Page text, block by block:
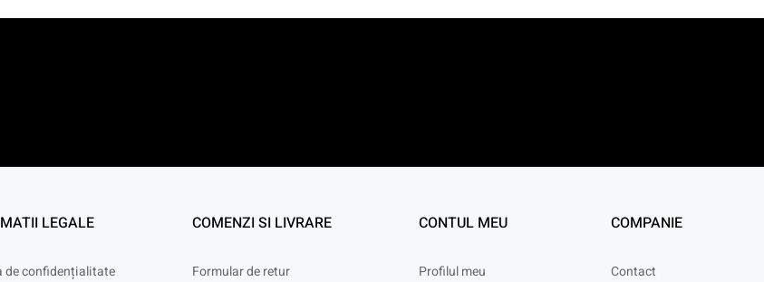
LEGALE
de confidențialitate
COMENZI SI LIVRARE
Formular de retur
CONTUL MEU
Profilul meu
COMPANIE
Contact